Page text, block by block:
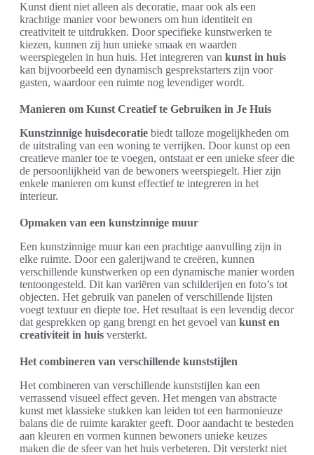
Kunst dient niet alleen als decoratie, maar ook als een
krachtige manier voor bewoners om hun identiteit en
creativiteit te uitdrukken. Door specifieke kunstwerken te
kiezen, kunnen zij hun unieke smaak en waarden
weerspiegelen in hun huis. Het integreren van kunst in huis
kan bijvoorbeeld een dynamisch gesprekstarters zijn voor
gasten, waardoor een ruimte nog levendiger wordt.
Manieren om Kunst Creatief te Gebruiken in Je Huis
Kunstzinnige huisdecoratie biedt talloze mogelijkheden om
de uitstraling van een woning te verrijken. Door kunst op een
creatieve manier toe te voegen, ontstaat er een unieke sfeer die
de persoonlijkheid van de bewoners weerspiegelt. Hier zijn
enkele manieren om kunst effectief te integreren in het
interieur.
Opmaken van een kunstzinnige muur
Een kunstzinnige muur kan een prachtige aanvulling zijn in
elke ruimte. Door een galerijwand te creëren, kunnen
verschillende kunstwerken op een dynamische manier worden
tentoongesteld. Dit kan variëren van schilderijen en foto’s tot
objecten. Het gebruik van panelen of verschillende lijsten
voegt textuur en diepte toe. Het resultaat is een levendig decor
dat gesprekken op gang brengt en het gevoel van kunst en
creativiteit in huis versterkt.
Het combineren van verschillende kunststijlen
Het combineren van verschillende kunststijlen kan een
verrassend visueel effect geven. Het mengen van abstracte
kunst met klassieke stukken kan leiden tot een harmonieuze
balans die de ruimte karakter geeft. Door aandacht te besteden
aan kleuren en vormen kunnen bewoners unieke keuzes
maken die de sfeer van het huis verbeteren. Dit versterkt niet